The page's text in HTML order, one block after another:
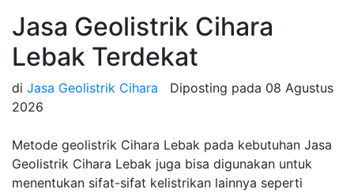
Jasa Geolistrik Cihara
Lebak Terdekat
di Jasa Geolistrik Cihara Diposting pada 08 Agustus
2026
Metode geolistrik Cihara Lebak pada kebutuhan Jasa
Geolistrik Cihara Lebak juga bisa digunakan untuk
menentukan sifat-sifat kelistrikan lainnya seperti